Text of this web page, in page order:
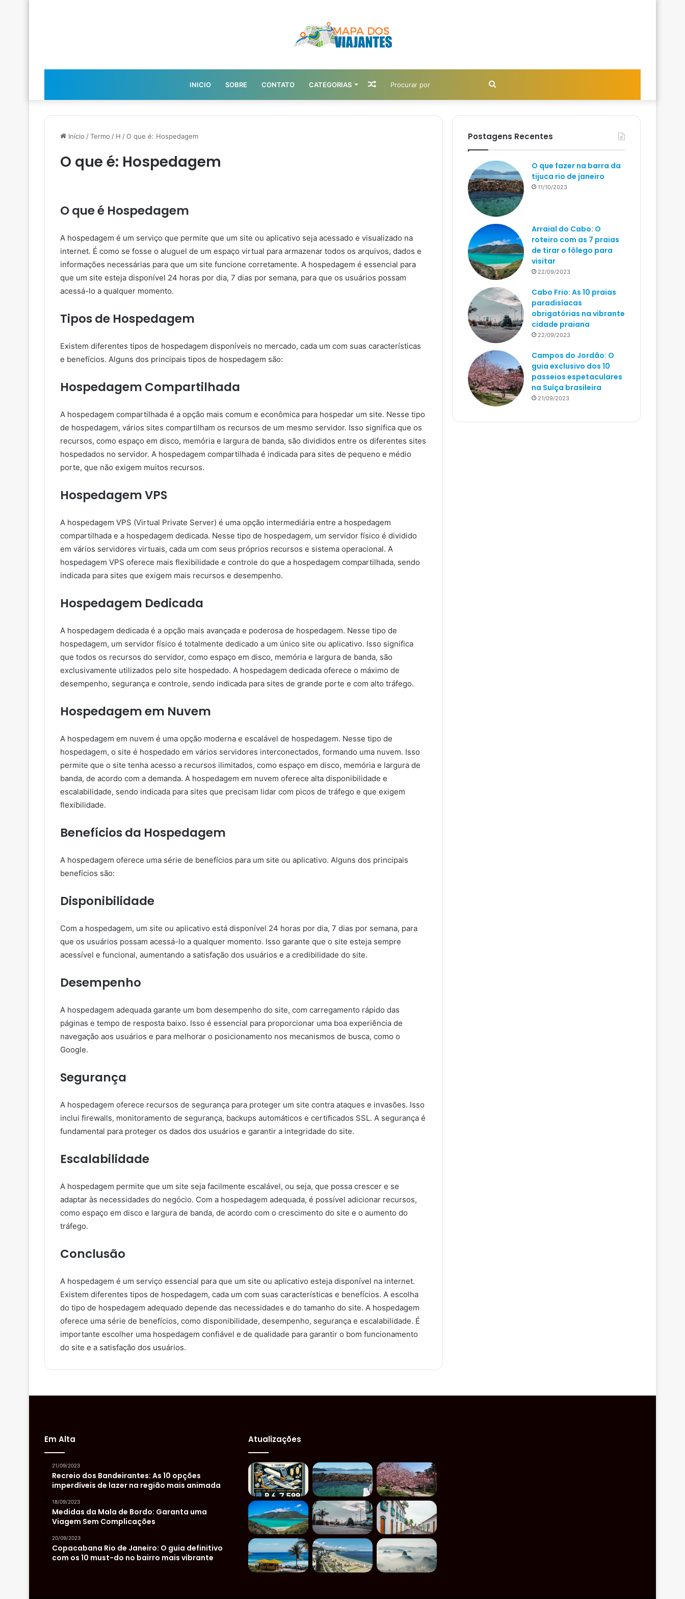
INICIO SOBRE CONTATO CATEGORIAS Procurar
por
Artigo
aleatório
Início /Termo / H /O que é: Hospedagem
O que é: Hospedagem
O que é Hospedagem
A hospedagem é um serviço que permite que um site ou aplicativo seja acessado e visualizado na
internet. É como se fosse o aluguel de um espaço virtual para armazenar todos os arquivos, dados e
informações necessárias para que um site funcione corretamente. A hospedagem é essencial para
que um site esteja disponível 24 horas por dia, 7 dias por semana, para que os usuários possam
acessá-lo a qualquer momento.
Tipos de Hospedagem
Existem diferentes tipos de hospedagem disponíveis no mercado, cada um com suas características
e benefícios. Alguns dos principais tipos de hospedagem são:
Hospedagem Compartilhada
A hospedagem compartilhada é a opção mais comum e econômica para hospedar um site. Nesse tipo
de hospedagem, vários sites compartilham os recursos de um mesmo servidor. Isso significa que os
recursos, como espaço em disco, memória e largura de banda, são divididos entre os diferentes sites
hospedados no servidor. A hospedagem compartilhada é indicada para sites de pequeno e médio
porte, que não exigem muitos recursos.
Hospedagem VPS
A hospedagem VPS (Virtual Private Server) é uma opção intermediária entre a hospedagem
compartilhada e a hospedagem dedicada. Nesse tipo de hospedagem, um servidor físico é dividido
em vários servidores virtuais, cada um com seus próprios recursos e sistema operacional. A
hospedagem VPS oferece mais flexibilidade e controle do que a hospedagem compartilhada, sendo
indicada para sites que exigem mais recursos e desempenho.
Hospedagem Dedicada
A hospedagem dedicada é a opção mais avançada e poderosa de hospedagem. Nesse tipo de
hospedagem, um servidor físico é totalmente dedicado a um único site ou aplicativo. Isso significa
que todos os recursos do servidor, como espaço em disco, memória e largura de banda, são
exclusivamente utilizados pelo site hospedado. A hospedagem dedicada oferece o máximo de
desempenho, segurança e controle, sendo indicada para sites de grande porte e com alto tráfego.
Hospedagem em Nuvem
A hospedagem em nuvem é uma opção moderna e escalável de hospedagem. Nesse tipo de
hospedagem, o site é hospedado em vários servidores interconectados, formando uma nuvem. Isso
permite que o site tenha acesso a recursos ilimitados, como espaço em disco, memória e largura de
banda, de acordo com a demanda. A hospedagem em nuvem oferece alta disponibilidade e
escalabilidade, sendo indicada para sites que precisam lidar com picos de tráfego e que exigem
flexibilidade.
Benefícios da Hospedagem
A hospedagem oferece uma série de benefícios para um site ou aplicativo. Alguns dos principais
benefícios são:
Disponibilidade
Com a hospedagem, um site ou aplicativo está disponível 24 horas por dia, 7 dias por semana, para
que os usuários possam acessá-lo a qualquer momento. Isso garante que o site esteja sempre
acessível e funcional, aumentando a satisfação dos usuários e a credibilidade do site.
Desempenho
A hospedagem adequada garante um bom desempenho do site, com carregamento rápido das
páginas e tempo de resposta baixo. Isso é essencial para proporcionar uma boa experiência de
navegação aos usuários e para melhorar o posicionamento nos mecanismos de busca, como o
Google.
Segurança
A hospedagem oferece recursos de segurança para proteger um site contra ataques e invasões. Isso
inclui firewalls, monitoramento de segurança, backups automáticos e certificados SSL. A segurança é
fundamental para proteger os dados dos usuários e garantir a integridade do site.
Escalabilidade
A hospedagem permite que um site seja facilmente escalável, ou seja, que possa crescer e se
adaptar às necessidades do negócio. Com a hospedagem adequada, é possível adicionar recursos,
como espaço em disco e largura de banda, de acordo com o crescimento do site e o aumento do
tráfego.
Conclusão
A hospedagem é um serviço essencial para que um site ou aplicativo esteja disponível na internet.
Existem diferentes tipos de hospedagem, cada um com suas características e benefícios. A escolha
do tipo de hospedagem adequado depende das necessidades e do tamanho do site. A hospedagem
oferece uma série de benefícios, como disponibilidade, desempenho, segurança e escalabilidade. É
importante escolher uma hospedagem confiável e de qualidade para garantir o bom funcionamento
do site e a satisfação dos usuários.
Postagens Recentes
O que fazer na barra da
tijuca rio de janeiro
11/10/2023
Arraial do Cabo: O
roteiro com as 7 praias
de tirar o fôlego para
visitar
22/09/2023
Cabo Frio: As 10 praias
paradisíacas
obrigatórias na vibrante
cidade praiana
22/09/2023
Campos do Jordão: O
guia exclusivo dos 10
passeios espetaculares
na Suíça brasileira
21/09/2023
Em Alta
21/09/2023
Recreio dos Bandeirantes: As 10 opções
imperdíveis de lazer na região mais animada
18/09/2023
Medidas da Mala de Bordo: Garanta uma
Viagem Sem Complicações
20/09/2023
Copacabana Rio de Janeiro: O guia definitivo
com os 10 must-do no bairro mais vibrante
Atualizações